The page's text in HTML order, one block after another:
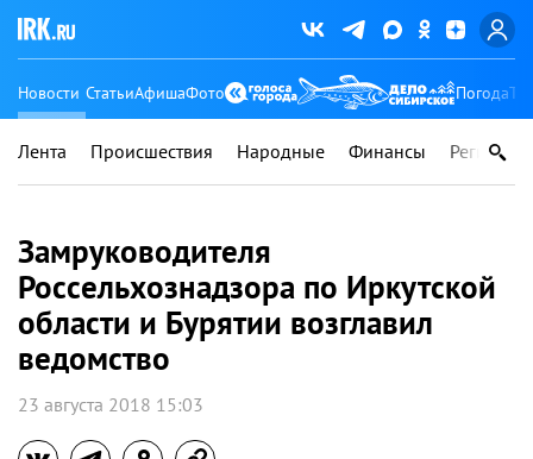
Новости СтатьиАфишаФото Погода
Лента Происшествия Народные Финансы Регионы
Замруководителя
Россельхознадзора по Иркутской
области и Бурятии возглавил
ведомство
23 августа 2018 15:03